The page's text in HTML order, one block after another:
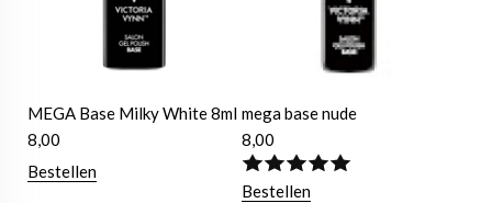
MEGA Base Milky White 8ml
8,00
Bestellen
mega base nude
8,00
Bestellen